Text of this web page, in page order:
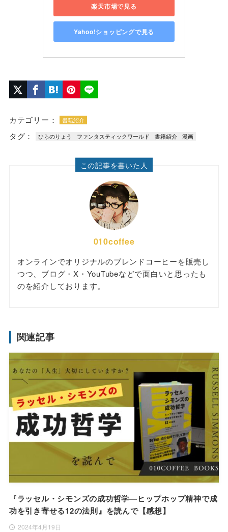
楽天市場で見る
Yahoo!ショッピングで見る
カテゴリー： 書籍紹介
タグ： ひらのりょう ファンタスティックワールド 書籍紹介 漫画
この記事を書いた人
010coffee
オンラインでオリジナルのブレンドコーヒーを販売し
つつ、ブログ・X・YouTubeなどで面白いと思ったも
のを紹介しております。
関連記事
『ラッセル・シモンズの成功哲学―ヒップホップ精神で成
功を引き寄せる12の法則』を読んで【感想】
2024年4月19日